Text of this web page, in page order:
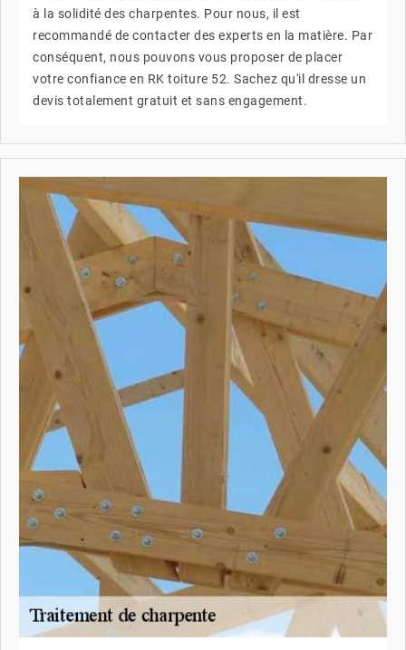
à la solidité des charpentes. Pour nous, il est
recommandé de contacter des experts en la matière. Par
conséquent, nous pouvons vous proposer de placer
votre confiance en RK toiture 52. Sachez qu'il dresse un
devis totalement gratuit et sans engagement.